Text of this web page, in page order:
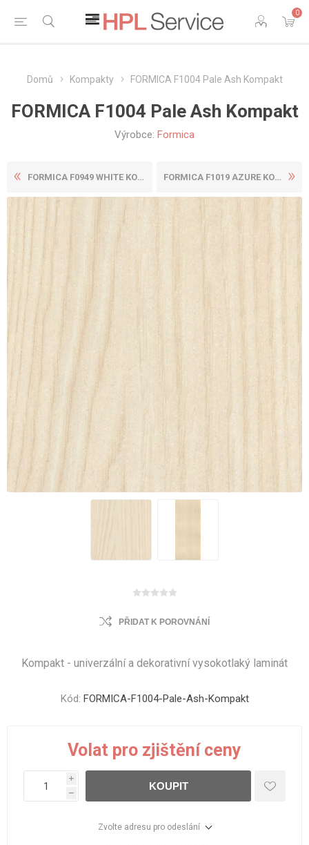
0
Domů Kompakty FORMICA F1004 Pale Ash Kompakt
FORMICA F1004 Pale Ash Kompakt
Výrobce: Formica
FORMICA F0949 WHITE KOMPAKT FORMICA F1019 AZURE KOMPAKT
PŘIDAT K POROVNÁNÍ
Kompakt - univerzální a dekorativní vysokotlaký laminát
Kód: FORMICA-F1004-Pale-Ash-Kompakt
Volat pro zjištění ceny
i
h
KOUPIT
Zvolte adresu pro odeslání